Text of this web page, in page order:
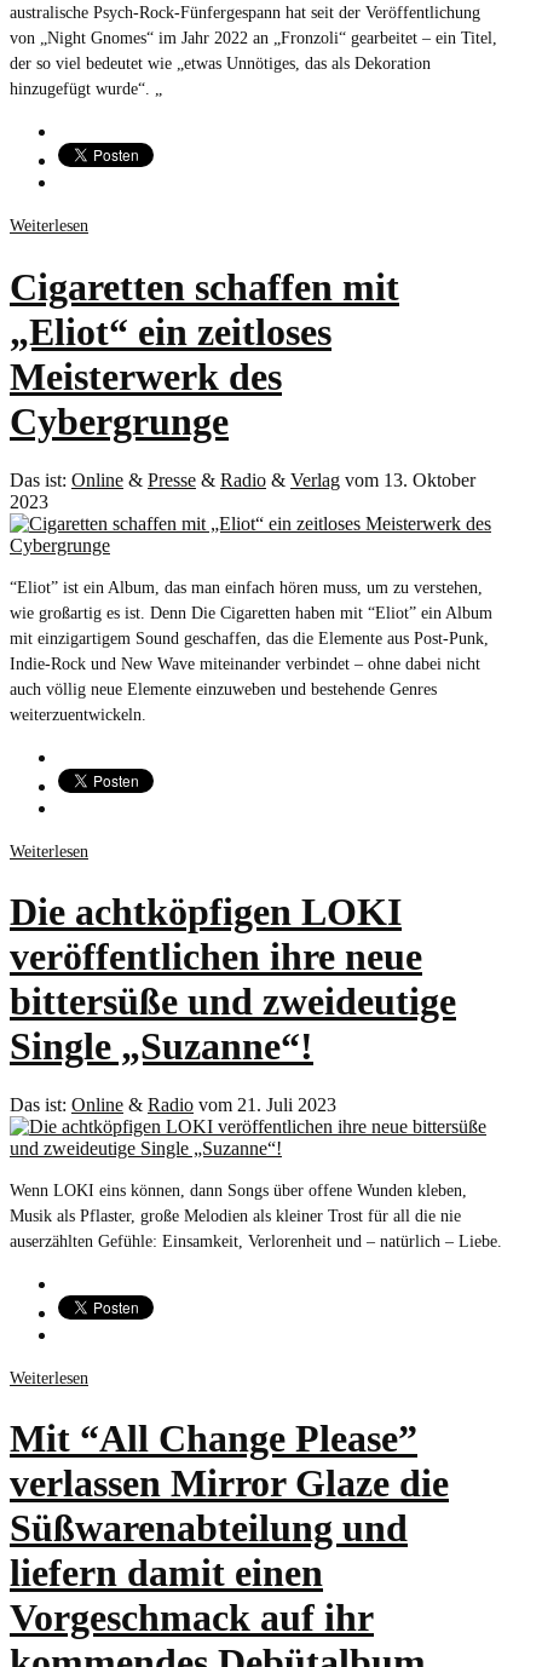
australische Psych-Rock-Fünfergespann hat seit der Veröffentlichung
von „Night Gnomes“ im Jahr 2022 an „Fronzoli“ gearbeitet – ein Titel,
der so viel bedeutet wie „etwas Unnötiges, das als Dekoration
hinzugefügt wurde“. „
Weiterlesen
Cigaretten schaffen mit
„Eliot“ ein zeitloses
Meisterwerk des
Cybergrunge
Das ist: Online & Presse & Radio & Verlag vom 13. Oktober
2023
“Eliot” ist ein Album, das man einfach hören muss, um zu verstehen,
wie großartig es ist. Denn Die Cigaretten haben mit “Eliot” ein Album
mit einzigartigem Sound geschaffen, das die Elemente aus Post-Punk,
Indie-Rock und New Wave miteinander verbindet – ohne dabei nicht
auch völlig neue Elemente einzuweben und bestehende Genres
weiterzuentwickeln.
Weiterlesen
Die achtköpfigen LOKI
veröffentlichen ihre neue
bittersüße und zweideutige
Single „Suzanne“!
Das ist: Online & Radio vom 21. Juli 2023
Wenn LOKI eins können, dann Songs über offene Wunden kleben,
Musik als Pflaster, große Melodien als kleiner Trost für all die nie
auserzählten Gefühle: Einsamkeit, Verlorenheit und – natürlich – Liebe.
Weiterlesen
Mit “All Change Please”
verlassen Mirror Glaze die
Süßwarenabteilung und
liefern damit einen
Vorgeschmack auf ihr